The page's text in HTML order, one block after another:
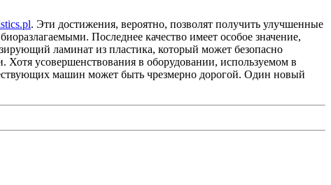
. Эти достижения, вероятно, позволят получить улучшенные
Последнее качество имеет особое значение,
ламинат из пластика, который может безопасно
усовершенствования в оборудовании, используемом в
машин может быть чрезмерно дорогой. Один новый